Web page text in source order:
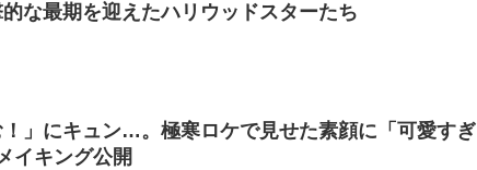
な最期を迎えたハリウッドスターたち
！」にキュン…。極寒ロケで見せた素顔に「可愛すぎ
イキング公開